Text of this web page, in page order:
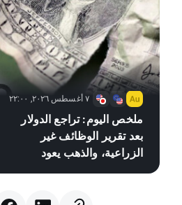
٧ أغسطس ٢٠٢٦, ٢٢:٠٠
ملخص اليوم: تراجع الدولار
بعد تقرير الوظائف غير
الزراعية، والذهب يعود